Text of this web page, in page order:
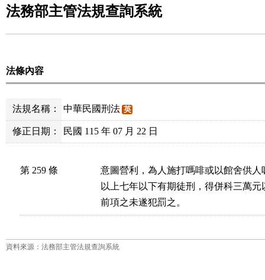
法務部主管法規查詢系統
法條內容
法規名稱： 中華民國刑法 英
修正日期： 民國 115 年 07 月 22 日
第 259 條
意圖營利，為人施打嗎啡或以館舍供
以上七年以下有期徒刑，得併科三萬元
前項之未遂犯罰之。
資料來源：法務部主管法規查詢系統